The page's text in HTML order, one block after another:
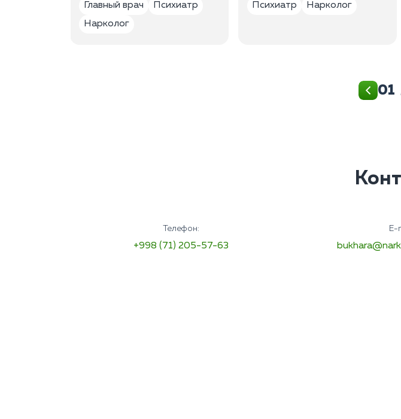
Главный врач
Психиатр
Нарколог
Психиатр
Нарколог
01
Телефон:
+998 (71) 205-57-63
E-